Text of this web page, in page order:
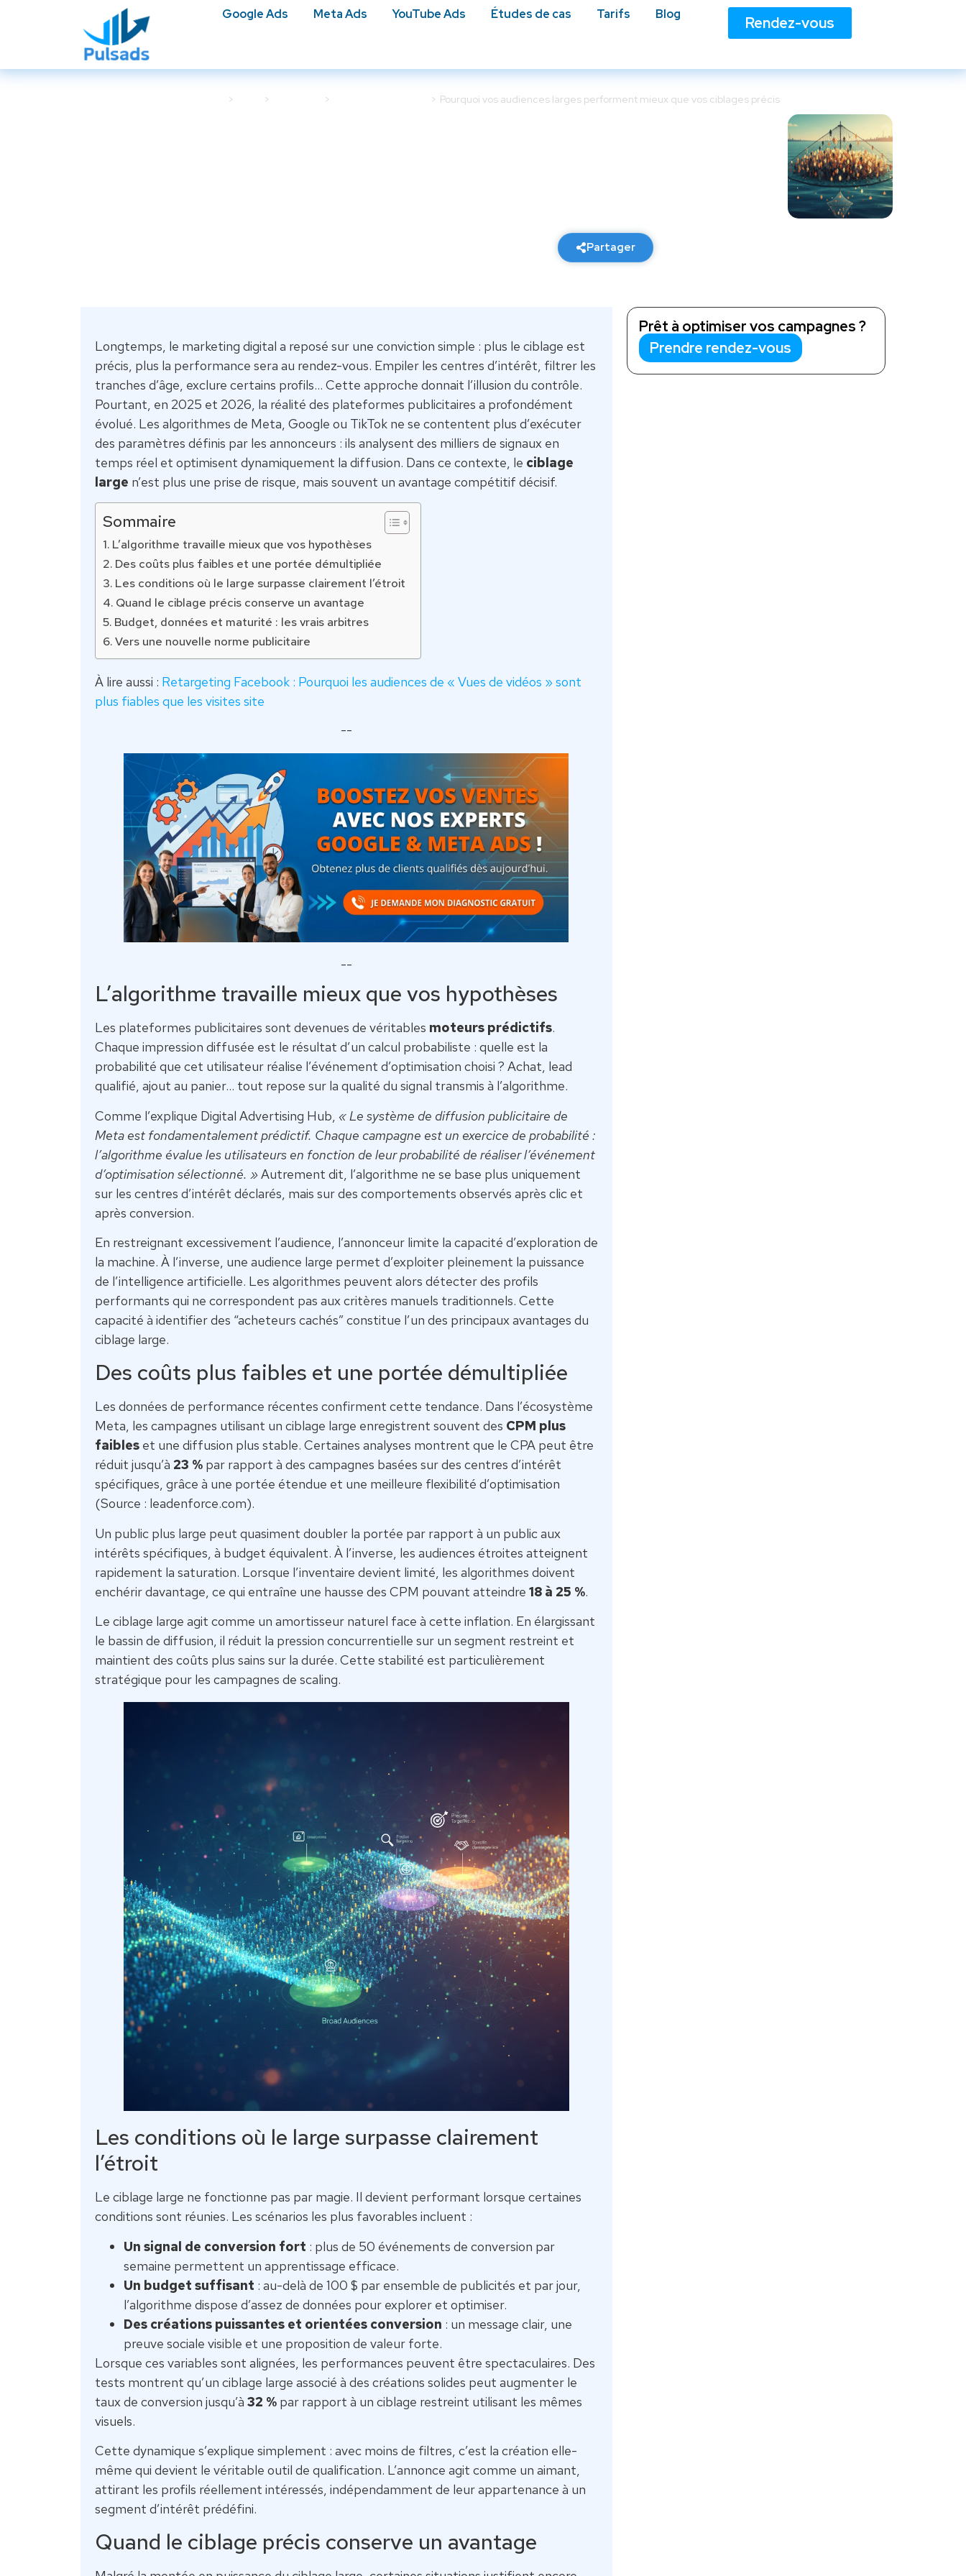
Google Ads Meta Ads YouTube Ads Études de cas​ Tarifs Blog Rendez-vous
Pourquoi vos audiences larges performent mieux que vos ciblages précis
Partager
Longtemps, le marketing digital a reposé sur une conviction simple : plus le ciblage est
précis, plus la performance sera au rendez-vous. Empiler les centres d’intérêt, filtrer les
tranches d’âge, exclure certains profils… Cette approche donnait l’illusion du contrôle.
Pourtant, en 2025 et 2026, la réalité des plateformes publicitaires a profondément
évolué. Les algorithmes de Meta, Google ou TikTok ne se contentent plus d’exécuter
des paramètres définis par les annonceurs : ils analysent des milliers de signaux en
temps réel et optimisent dynamiquement la diffusion. Dans ce contexte, le ciblage
large n’est plus une prise de risque, mais souvent un avantage compétitif décisif.
Sommaire
L’algorithme travaille mieux que vos hypothèses
Des coûts plus faibles et une portée démultipliée
Les conditions où le large surpasse clairement l’étroit
Quand le ciblage précis conserve un avantage
Budget, données et maturité : les vrais arbitres
Vers une nouvelle norme publicitaire
À lire aussi : Retargeting Facebook : Pourquoi les audiences de « Vues de vidéos » sont
plus fiables que les visites site
--
--
L’algorithme travaille mieux que vos hypothèses
Les plateformes publicitaires sont devenues de véritables moteurs prédictifs.
Chaque impression diffusée est le résultat d’un calcul probabiliste : quelle est la
probabilité que cet utilisateur réalise l’événement d’optimisation choisi ? Achat, lead
qualifié, ajout au panier… tout repose sur la qualité du signal transmis à l’algorithme.
Comme l’explique Digital Advertising Hub, « Le système de diffusion publicitaire de
Meta est fondamentalement prédictif. Chaque campagne est un exercice de probabilité :
l’algorithme évalue les utilisateurs en fonction de leur probabilité de réaliser l’événement
d’optimisation sélectionné. »Autrement dit, l’algorithme ne se base plus uniquement
sur les centres d’intérêt déclarés, mais sur des comportements observés après clic et
après conversion.
En restreignant excessivement l’audience, l’annonceur limite la capacité d’exploration de
la machine. À l’inverse, une audience large permet d’exploiter pleinement la puissance
de l’intelligence artificielle. Les algorithmes peuvent alors détecter des profils
performants qui ne correspondent pas aux critères manuels traditionnels. Cette
capacité à identifier des “acheteurs cachés” constitue l’un des principaux avantages du
ciblage large.
Des coûts plus faibles et une portée démultipliée
Les données de performance récentes confirment cette tendance. Dans l’écosystème
Meta, les campagnes utilisant un ciblage large enregistrent souvent des CPM plus
faibles et une diffusion plus stable. Certaines analyses montrent que le CPA peut être
réduit jusqu’à 23 % par rapport à des campagnes basées sur des centres d’intérêt
spécifiques, grâce à une portée étendue et une meilleure flexibilité d’optimisation
(Source : leadenforce.com).
Un public plus large peut quasiment doubler la portée par rapport à un public aux
intérêts spécifiques, à budget équivalent. À l’inverse, les audiences étroites atteignent
rapidement la saturation. Lorsque l’inventaire devient limité, les algorithmes doivent
enchérir davantage, ce qui entraîne une hausse des CPM pouvant atteindre 18 à 25 %.
Le ciblage large agit comme un amortisseur naturel face à cette inflation. En élargissant
le bassin de diffusion, il réduit la pression concurrentielle sur un segment restreint et
maintient des coûts plus sains sur la durée. Cette stabilité est particulièrement
stratégique pour les campagnes de scaling.
Les conditions où le large surpasse clairement
l’étroit
Le ciblage large ne fonctionne pas par magie. Il devient performant lorsque certaines
conditions sont réunies. Les scénarios les plus favorables incluent :
Un signal de conversion fort : plus de 50 événements de conversion par
semaine permettent un apprentissage efficace.
Un budget suffisant : au-delà de 100 $ par ensemble de publicités et par jour,
l’algorithme dispose d’assez de données pour explorer et optimiser.
Des créations puissantes et orientées conversion : un message clair, une
preuve sociale visible et une proposition de valeur forte.
Lorsque ces variables sont alignées, les performances peuvent être spectaculaires. Des
tests montrent qu’un ciblage large associé à des créations solides peut augmenter le
taux de conversion jusqu’à 32 % par rapport à un ciblage restreint utilisant les mêmes
visuels.
Cette dynamique s’explique simplement : avec moins de filtres, c’est la création elle-
même qui devient le véritable outil de qualification. L’annonce agit comme un aimant,
attirant les profils réellement intéressés, indépendamment de leur appartenance à un
segment d’intérêt prédéfini.
Quand le ciblage précis conserve un avantage
Prêt à optimiser vos campagnes ?
Prendre rendez-vous